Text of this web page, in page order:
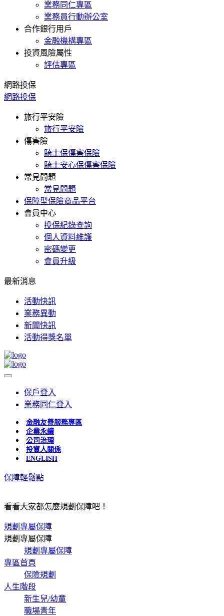
業務同仁專區
業務員行動辦公室
合作銀行用戶
金融機構專區
投資風險屬性
評估專區
網路投保
網路投保
旅行平安險
旅行平安險
傷害險
騎士保傷害保險
騎士安心保傷害保險
常見問題
常見問題
保障型保險商品平台
會員中心
投保紀錄查詢
個人資料維護
密碼變更
會員升級
最新消息
活動快訊
業務異動
新聞快訊
活動得獎名單
保戶登入
業務同仁登入
金融友善服務專區
企業永續
公司治理
投資人關係
ENGLISH
保障輕鬆點
看看大家都怎麼規劃保障吧！
規劃專屬保障
規劃專屬保障
規劃專屬保障
專區首頁
保險規劃
人生階段
新生兒/幼童
職場青年